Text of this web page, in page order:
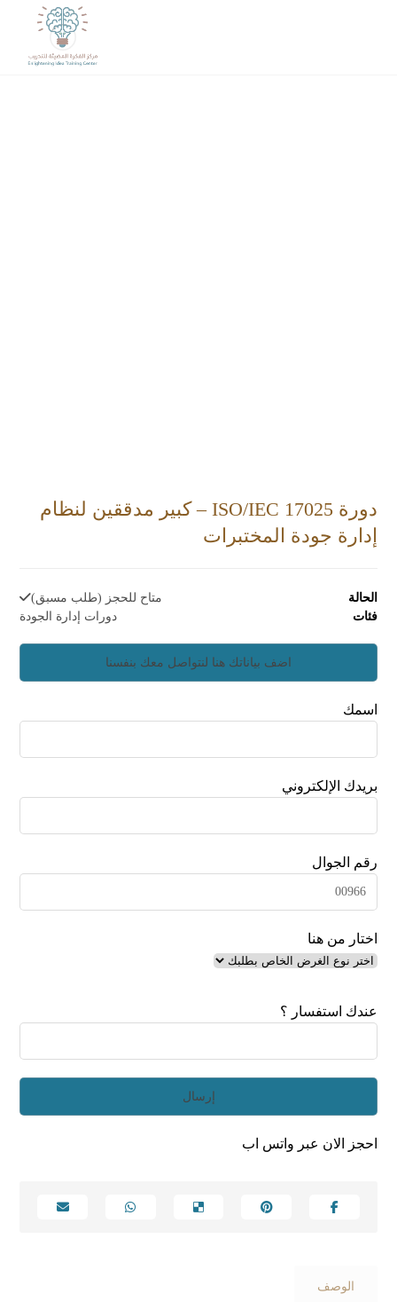
دورة ISO/IEC 17025 – كبير مدققين لنظام
إدارة جودة المختبرات
الحالة
متاح للحجز (طلب مسبق)
فئات
دورات إدارة الجودة
اسمك
بريدك الإلكتروني
رقم الجوال
اختار من هنا
عندك استفسار ؟
احجز الان عبر واتس اب
الوصف